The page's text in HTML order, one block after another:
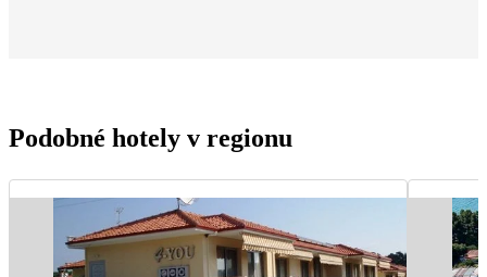
Podobné hotely v regionu